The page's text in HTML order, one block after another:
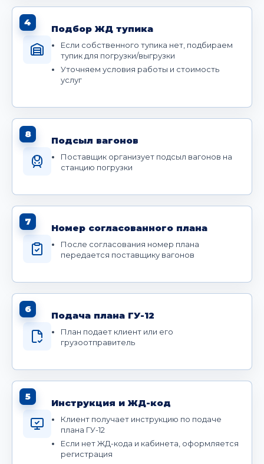
4
Подбор ЖД тупика
Если собственного тупика нет, подбираем
тупик для погрузки/выгрузки
Уточняем условия работы и стоимость
услуг
8
Подсыл вагонов
Поставщик организует подсыл вагонов на
станцию погрузки
7
Номер согласованного плана
После согласования номер плана
передается поставщику вагонов
6
Подача плана ГУ-12
План подает клиент или его
грузоотправитель
5
Инструкция и ЖД-код
Клиент получает инструкцию по подаче
плана ГУ-12
Если нет ЖД-кода и кабинета, оформляется
регистрация